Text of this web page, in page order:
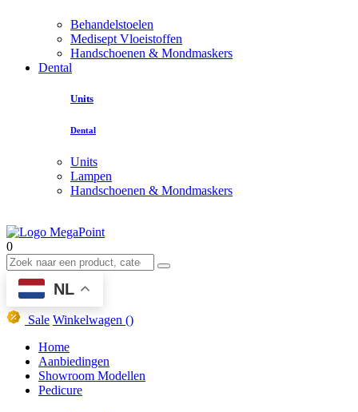
Behandelstoelen
Medisept Vloeistoffen
Handschoenen & Mondmaskers
Dental
Units
Dental
Units
Lampen
Handschoenen & Mondmaskers
0
NL
Sale Winkelwagen ()
Home
Aanbiedingen
Showroom Modellen
Pedicure